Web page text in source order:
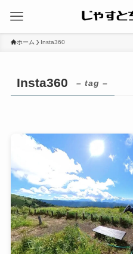
ホーム Insta360
Insta360 – tag –